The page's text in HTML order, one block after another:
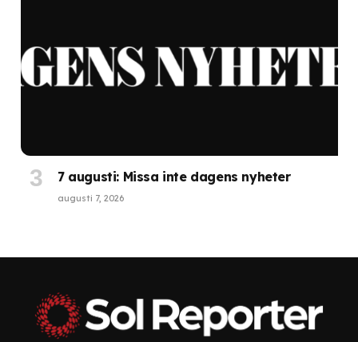
7 augusti: Missa inte dagens nyheter
augusti 7, 2026